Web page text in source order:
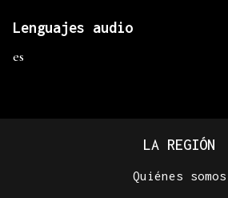
Lenguajes audio
es
LA REGIÓN
Quiénes somos